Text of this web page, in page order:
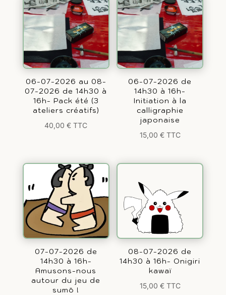
06-07-2026 au 08-
07-2026 de 14h30 à
16h- Pack été (3
ateliers créatifs)
40,00€ TTC
06-07-2026 de
14h30 à 16h-
Initiation à la
calligraphie
japonaise
15,00 € TTC
07-07-2026 de
14h30 à 16h-
Amusons-nous
autour du jeu de
sumō !
08-07-2026 de
14h30 à 16h- Onigiri
kawaï
15,00 € TTC